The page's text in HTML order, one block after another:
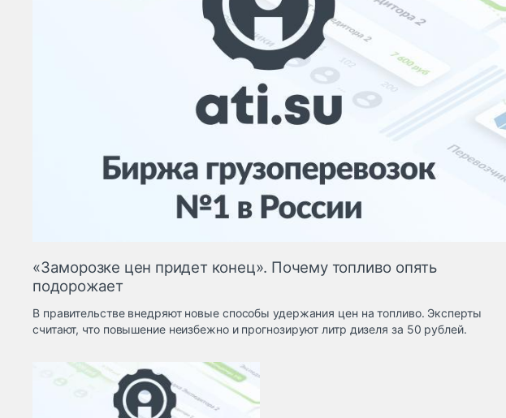
«Заморозке цен придет конец». Почему топливо опять
подорожает
В правительстве внедряют новые способы удержания цен на топливо. Эксперты
считают, что повышение неизбежно и прогнозируют литр дизеля за 50 рублей.